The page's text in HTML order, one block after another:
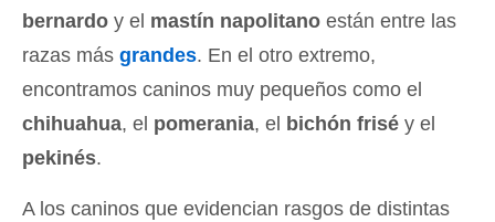
bernardo y el mastín napolitano están entre las
razas más grandes. En el otro extremo,
encontramos caninos muy pequeños como el
chihuahua, el pomerania, el bichón frisé y el
pekinés.
A los caninos que evidencian rasgos de distintas